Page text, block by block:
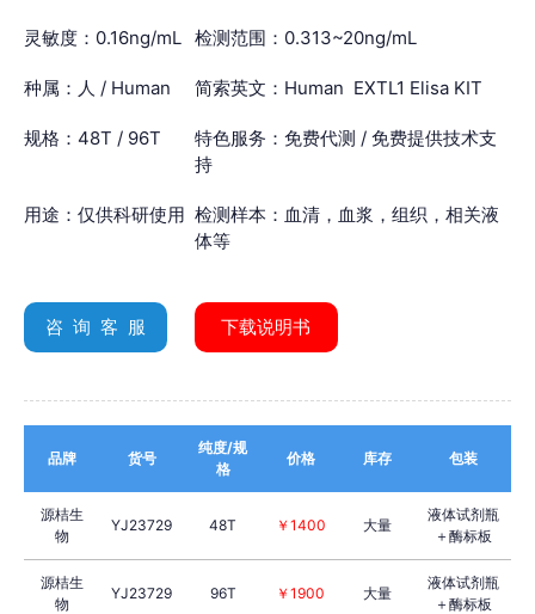
灵敏度：0.16ng/mL 检测范围：0.313~20ng/mL
种属：人 / Human 简索英文：Human EXTL1 Elisa KIT
规格：48T / 96T
特色服务：免费代测 / 免费提供技术支
持
用途：仅供科研使用 检测样本：血清，血浆，组织，相关液
体等
咨 询 客 服 下载说明书
品牌 货号
纯度/规
格
价格 库存 包装
源桔生
物
YJ23729 48T ￥1400 大量
液体试剂瓶
＋酶标板
源桔生
物
YJ23729 96T ￥1900 大量
液体试剂瓶
＋酶标板